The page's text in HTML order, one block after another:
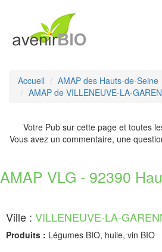
Accueil
AMAP des Hauts-de-Seine
AMAP de VILLENEUVE-LA-
Votre Pub sur cette page et toutes
Vous avez un commentaire, une
AMAP VLG - 92390
Ville : VILLENEUVE-LA-
Produits : Légumes BIO, huile, vin BIO